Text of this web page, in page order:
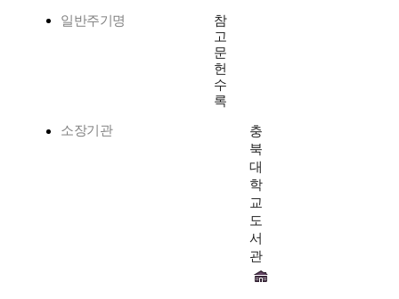
일반주기명
참
고
문
헌
수
록
소장기관
충
북
대
학
교
도
서
관